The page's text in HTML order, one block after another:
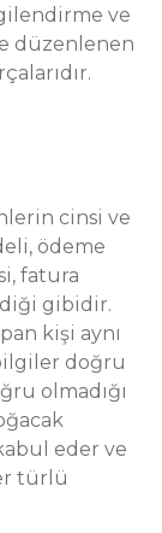
ve
düzenlenen
cinsi ve
ödeme
fatura
gibidir.
kişi aynı
doğru
olmadığı
eder ve
türlü